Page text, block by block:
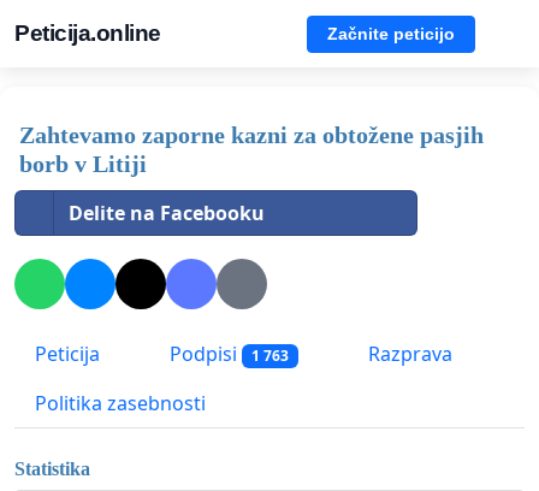
Peticija.online Začnite peticijo
Zahtevamo zaporne kazni za obtožene pasjih
borb v Litiji
Delite na Facebooku
Peticija Podpisi 1 763
Razprava
Politika zasebnosti
Statistika